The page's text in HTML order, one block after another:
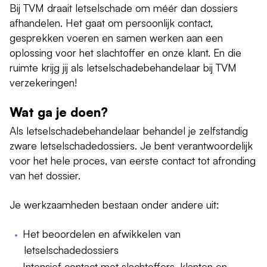
Bij TVM draait letselschade om méér dan dossiers
afhandelen. Het gaat om persoonlijk contact,
gesprekken voeren en samen werken aan een
oplossing voor het slachtoffer en onze klant. En die
ruimte krijg jij als letselschadebehandelaar bij TVM
verzekeringen!
Wat ga je doen?
Als letselschadebehandelaar behandel je zelfstandig
zware letselschadedossiers. Je bent verantwoordelijk
voor het hele proces, van eerste contact tot afronding
van het dossier.
Je werkzaamheden bestaan onder andere uit:
Het beoordelen en afwikkelen van
letselschadedossiers